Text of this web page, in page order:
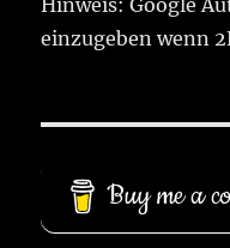
Hinweis: Google
einzugeben wenn
Buy me a